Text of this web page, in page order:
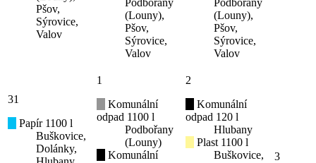
Pšov,
Sýrovice,
Valov
Podbořany
(Louny),
Pšov,
Sýrovice,
Valov
Podbořany
(Louny),
Pšov,
Sýrovice,
Valov
31
Papír 1100 l
Buškovice,
Dolánky,
1
Komunální
odpad 1100 l
Podbořany
(Louny)
Komunální
2
Komunální
odpad 120 l
Hlubany
Plast 1100 l
Buškovice,
3